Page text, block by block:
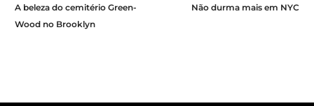
A beleza do cemitério Green-
Wood no Brooklyn
Não durma mais em NYC